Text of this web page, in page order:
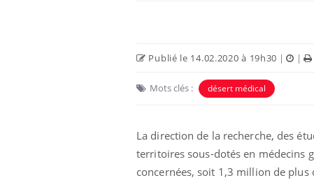
Publié le 14.02.2020 à 19h30 | |
Mots clés : désert médical
La direction de la recherche, des
territoires sous-dotés en médecins
concernées, soit 1,3 million de plus
Eczéma Chronique des Mains :
expliquer ma maladieYoutube
d'autres non ! D'un côté, poser des
questions sur la maladie d'un proche c'est